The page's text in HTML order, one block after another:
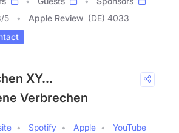
/5 Apple Review (DE) 4033
XY…
Verbrechen
Spotify Apple YouTube